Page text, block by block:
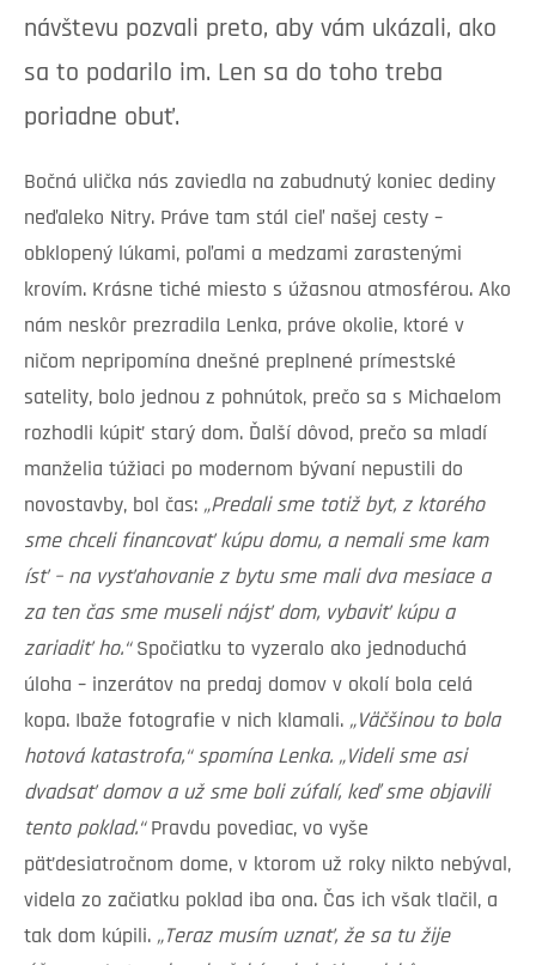
návštevu pozvali preto, aby vám ukázali, ako
sa to podarilo im. Len sa do toho treba
poriadne obuť.
Bočná ulička nás zaviedla na zabudnutý koniec dediny
neďaleko Nitry. Práve tam stál cieľ našej cesty –
obklopený lúkami, poľami a medzami zarastenými
krovím. Krásne tiché miesto s úžasnou atmosférou. Ako
nám neskôr prezradila Lenka, práve okolie, ktoré v
ničom nepripomína dnešné preplnené prímestské
satelity, bolo jednou z pohnútok, prečo sa s Michaelom
rozhodli kúpiť starý dom. Ďalší dôvod, prečo sa mladí
manželia túžiaci po modernom bývaní nepustili do
novostavby, bol čas: „Predali sme totiž byt, z ktorého
sme chceli financovať kúpu domu, a nemali sme kam
ísť – na vysťahovanie z bytu sme mali dva mesiace a
za ten čas sme museli nájsť dom, vybaviť kúpu a
zariadiť ho.“Spočiatku to vyzeralo ako jednoduchá
úloha – inzerátov na predaj domov v okolí bola celá
kopa. Ibaže fotografie v nich klamali. „Väčšinou to bola
hotová katastrofa,“ spomína Lenka. „Videli sme asi
dvadsať domov a už sme boli zúfalí, keď sme objavili
tento poklad.“Pravdu povediac, vo vyše
päťdesiatročnom dome, v ktorom už roky nikto nebýval,
videla zo začiatku poklad iba ona. Čas ich však tlačil, a
tak dom kúpili. „Teraz musím uznať, že sa tu žije